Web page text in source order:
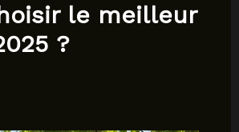
le meilleur
?